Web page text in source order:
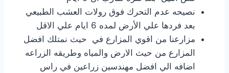
نصيحه عدم التحرك فوق رولات العشب الطبيعي
بعد فردها علي الأرض لمده 6 ايام علي الاقل
مزارعنا من اقوي المزارع في حيث نمتلك افضل
المزارع من حيث الارض والمياه وطريقه الزراعه
اضافه الي افضل مهندسين زراعين في راس